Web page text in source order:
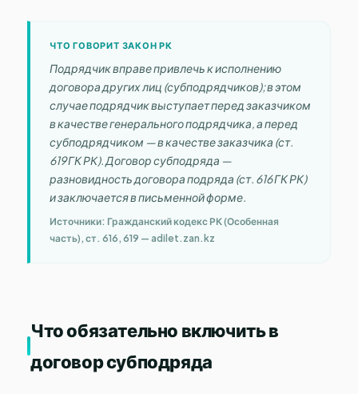
ЧТО ГОВОРИТ ЗАКОН РК
Подрядчик вправе привлечь к исполнению
договора других лиц (субподрядчиков); в этом
случае подрядчик выступает перед заказчиком
в качестве генерального подрядчика, а перед
субподрядчиком — в качестве заказчика (ст.
619 ГК РК). Договор субподряда —
разновидность договора подряда (ст. 616 ГК РК)
и заключается в письменной форме.
Источники: Гражданский кодекс РК (Особенная
часть), ст. 616, 619 — adilet.zan.kz
Что обязательно включить в
договор субподряда